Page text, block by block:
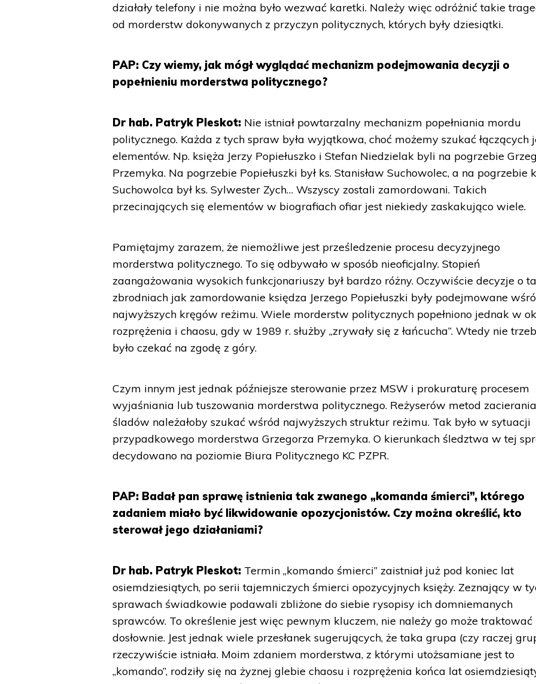
działały telefony i nie można było wezwać karetki. Należy więc odróżnić takie
od morderstw dokonywanych z przyczyn politycznych, których były dziesiątki.
PAP: Czy wiemy, jak mógł wyglądać mechanizm podejmowania decyzji o
popełnieniu morderstwa politycznego?
Dr hab. Patryk Pleskot: Nie istniał powtarzalny mechanizm popełniania mordu
politycznego. Każda z tych spraw była wyjątkowa, choć możemy szukać łączących
elementów. Np. księża Jerzy Popiełuszko i Stefan Niedzielak byli na pogrzebie
Przemyka. Na pogrzebie Popiełuszki był ks. Stanisław Suchowolec, a na pogrzebie
Suchowolca był ks. Sylwester Zych… Wszyscy zostali zamordowani. Takich
przecinających się elementów w biografiach ofiar jest niekiedy zaskakująco wiele.
Pamiętajmy zarazem, że niemożliwe jest prześledzenie procesu decyzyjnego
morderstwa politycznego. To się odbywało w sposób nieoficjalny. Stopień
zaangażowania wysokich funkcjonariuszy był bardzo różny. Oczywiście decyzje o
zbrodniach jak zamordowanie księdza Jerzego Popiełuszki były podejmowane
najwyższych kręgów reżimu. Wiele morderstw politycznych popełniono jednak w
rozprężenia i chaosu, gdy w 1989 r. służby „zrywały się z łańcucha”. Wtedy nie
było czekać na zgodę z góry.
Czym innym jest jednak późniejsze sterowanie przez MSW i prokuraturę procesem
wyjaśniania lub tuszowania morderstwa politycznego. Reżyserów metod zacierania
śladów należałoby szukać wśród najwyższych struktur reżimu. Tak było w sytuacji
przypadkowego morderstwa Grzegorza Przemyka. O kierunkach śledztwa w tej
decydowano na poziomie Biura Politycznego KC PZPR.
PAP: Badał pan sprawę istnienia tak zwanego „komanda śmierci”, którego
zadaniem miało być likwidowanie opozycjonistów. Czy można określić, kto
sterował jego działaniami?
Dr hab. Patryk Pleskot: Termin „komando śmierci” zaistniał już pod koniec lat
osiemdziesiątych, po serii tajemniczych śmierci opozycyjnych księży. Zeznający w
sprawach świadkowie podawali zbliżone do siebie rysopisy ich domniemanych
sprawców. To określenie jest więc pewnym kluczem, nie należy go może traktować
dosłownie. Jest jednak wiele przesłanek sugerujących, że taka grupa (czy raczej
rzeczywiście istniała. Moim zdaniem morderstwa, z którymi utożsamiane jest to
„komando”, rodziły się na żyznej glebie chaosu i rozprężenia końca lat